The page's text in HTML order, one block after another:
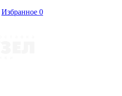
Избранное 0